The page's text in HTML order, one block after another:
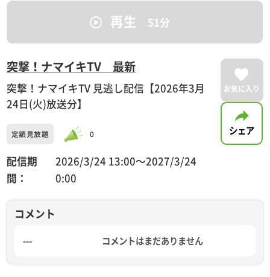
再生 51 分
突撃！ナマイキTV 最新
突撃！ナマイキTV 見逃し配信【2026年3月
24日(火)放送分】
定額見放題 0
配信期
間：
2026/3/24 13:00〜2027/3/24
0:00
お気に入り
シェア
コメント
--- コメントはまだありません